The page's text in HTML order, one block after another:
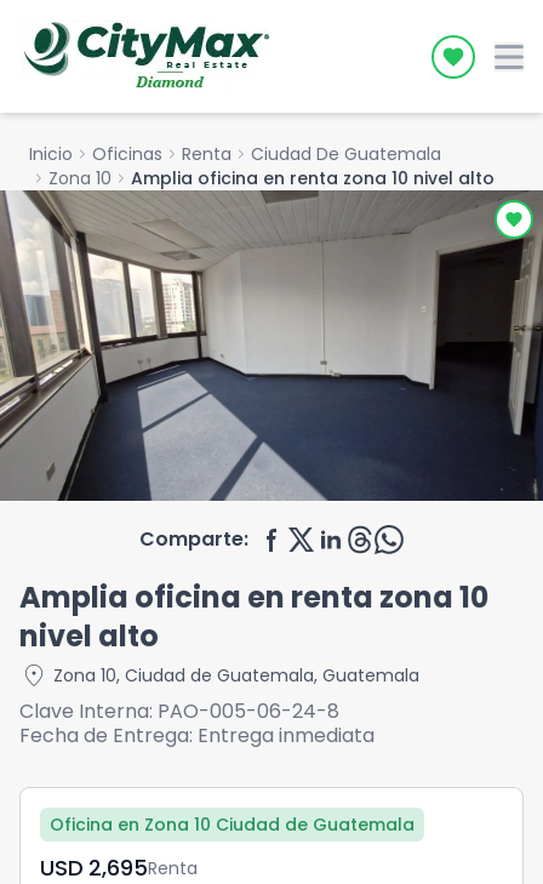
Icon
Inicio chevron_right Oficinas chevron_right Renta chevron_right Ciudad De Guatemala
chevron_right Zona 10 chevron_right Amplia oficina en renta zona 10 nivel alto
Comparte:
Amplia oficina en renta zona 10
nivel alto
location_on Zona 10, Ciudad de Guatemala, Guatemala
Clave Interna: PAO-005-06-24-8
Fecha de Entrega: Entrega inmediata
Oficina en Zona 10 Ciudad de Guatemala
USD	2,695Renta